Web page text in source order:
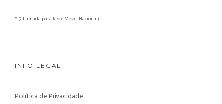
* (Chamada para Rede Móvel Nacional)
INFO LEGAL
Política de Privacidade